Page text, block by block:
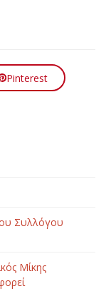
Pinterest
Συλλόγου
Μίκης